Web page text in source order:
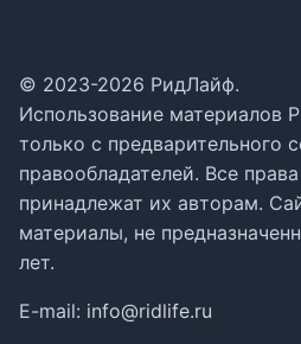
© 2023-2026 РидЛайф.
Использование материалов
только с предварительного
правообладателей. Все
принадлежат их авторам.
материалы, не
лет.
E-mail: info@ridlife.ru